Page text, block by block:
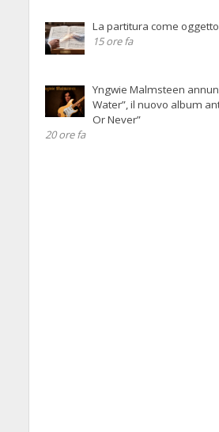
La partitura come
15 ore fa
Yngwie Malmsteen
Water”, il nuovo album
Or Never”
20 ore fa